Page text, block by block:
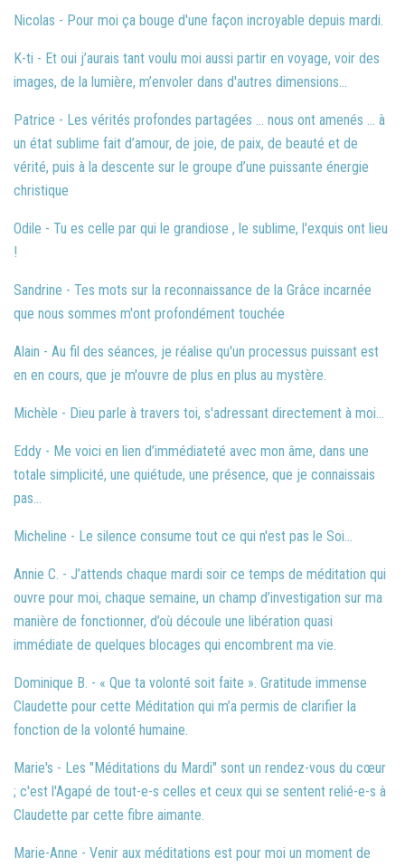
Annie C. - J’attends chaque mardi soir ce temps de méditation qui
ouvre pour moi, chaque semaine, un champ d’investigation sur ma
manière de fonctionner, d’où découle une libération quasi
immédiate de quelques blocages qui encombrent ma vie.
Dominique B. - « Que ta volonté soit faite ». Gratitude immense
Claudette pour cette Méditation qui m’a permis de clarifier la
fonction de la volonté humaine.
Marie's - Les "Méditations du Mardi" sont un rendez-vous du cœur
; c'est l'Agapé de tout-e-s celles et ceux qui se sentent relié-e-s à
Claudette par cette fibre aimante.
Marie-Anne - Venir aux méditations est pour moi un moment de
Nicolas - Pour moi ça bouge d'une façon incroyable depuis mardi.
K-ti - Et oui j’aurais tant voulu moi aussi partir en voyage, voir des
images, de la lumière, m’envoler dans d'autres dimensions...
Patrice - Les vérités profondes partagées ... nous ont amenés ... à
un état sublime fait d’amour, de joie, de paix, de beauté et de
vérité, puis à la descente sur le groupe d’une puissante énergie
christique
Odile - Tu es celle par qui le grandiose , le sublime, l'exquis ont lieu
!
Sandrine - Tes mots sur la reconnaissance de la Grâce incarnée
que nous sommes m'ont profondément touchée
Alain - Au fil des séances, je réalise qu'un processus puissant est
en en cours, que je m'ouvre de plus en plus au mystère.
Michèle - Dieu parle à travers toi, s'adressant directement à moi...
Eddy - Me voici en lien d’immédiateté avec mon âme, dans une
totale simplicité, une quiétude, une présence, que je connaissais
pas...
Micheline - Le silence consume tout ce qui n'est pas le Soi...